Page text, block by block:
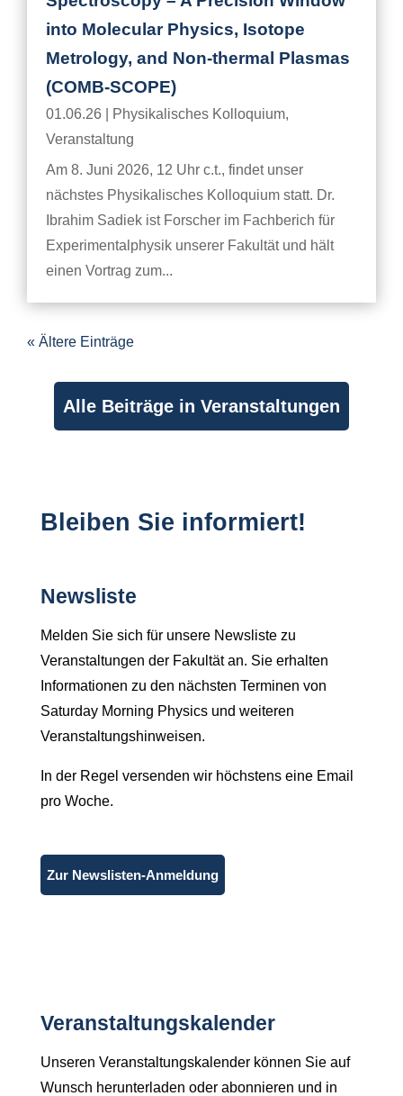
into Molecular Physics, Isotope
Metrology, and Non-thermal Plasmas
(COMB-SCOPE)
01.06.26 Physikalisches Kolloquium,
Veranstaltung
Am 8. Juni 2026, 12 Uhr c.t., findet unser
nächstes Physikalisches Kolloquium statt. Dr.
Ibrahim Sadiek ist Forscher im Fachberich für
Experimentalphysik unserer Fakultät und hält
einen Vortrag zum...
« Ältere Einträge
Alle Beiträge in Veranstaltungen
Bleiben Sie informiert!
Newsliste
Melden Sie sich für unsere Newsliste zu
Veranstaltungen der Fakultät an. Sie erhalten
Informationen zu den nächsten Terminen von
Saturday Morning Physics und weiteren
Veranstaltungshinweisen.
In der Regel versenden wir höchstens eine Email
pro Woche.
Zur Newslisten-Anmeldung
Veranstaltungskalender
Unseren Veranstaltungskalender können Sie auf
Wunsch herunterladen oder abonnieren und in